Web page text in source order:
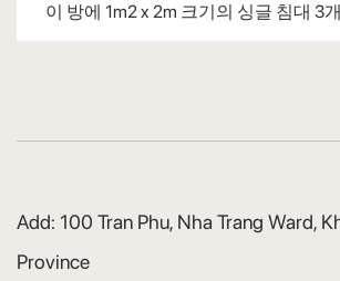
헤어 드라이어
조명
이 방에 1m2 x 2m 크기의 싱글 침대 3